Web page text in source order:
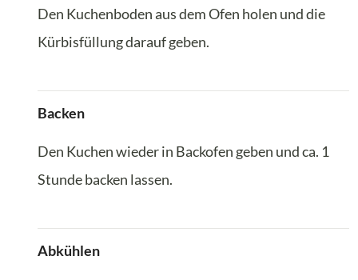
Den Kuchenboden aus dem Ofen holen und die
Kürbisfüllung darauf geben.
Backen
Den Kuchen wieder in Backofen geben und ca. 1
Stunde backen lassen.
Abkühlen